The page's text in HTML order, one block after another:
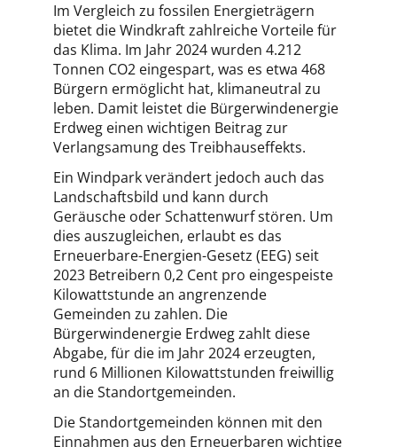
Im Vergleich zu fossilen Energieträgern
bietet die Windkraft zahlreiche Vorteile für
das Klima. Im Jahr 2024 wurden 4.212
Tonnen CO2 eingespart, was es etwa 468
Bürgern ermöglicht hat, klimaneutral zu
leben. Damit leistet die Bürgerwindenergie
Erdweg einen wichtigen Beitrag zur
Verlangsamung des Treibhauseffekts.
Ein Windpark verändert jedoch auch das
Landschaftsbild und kann durch
Geräusche oder Schattenwurf stören. Um
dies auszugleichen, erlaubt es das
Erneuerbare-Energien-Gesetz (EEG) seit
2023 Betreibern 0,2 Cent pro eingespeiste
Kilowattstunde an angrenzende
Gemeinden zu zahlen. Die
Bürgerwindenergie Erdweg zahlt diese
Abgabe, für die im Jahr 2024 erzeugten,
rund 6 Millionen Kilowattstunden freiwillig
an die Standortgemeinden.
Die Standortgemeinden können mit den
Einnahmen aus den Erneuerbaren wichtige